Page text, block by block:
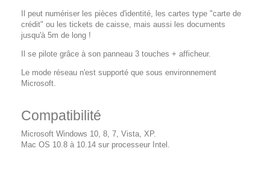
Il peut numériser les pièces d'identité, les cartes type "carte de
crédit" ou les tickets de caisse, mais aussi les documents
jusqu'à 5m de long !
Il se pilote grâce à son panneau 3 touches + afficheur.
Le mode réseau n'est supporté que sous environnement
Microsoft.
Compatibilité
Microsoft Windows 10, 8, 7, Vista, XP.
Mac OS 10.8 à 10.14 sur processeur Intel.